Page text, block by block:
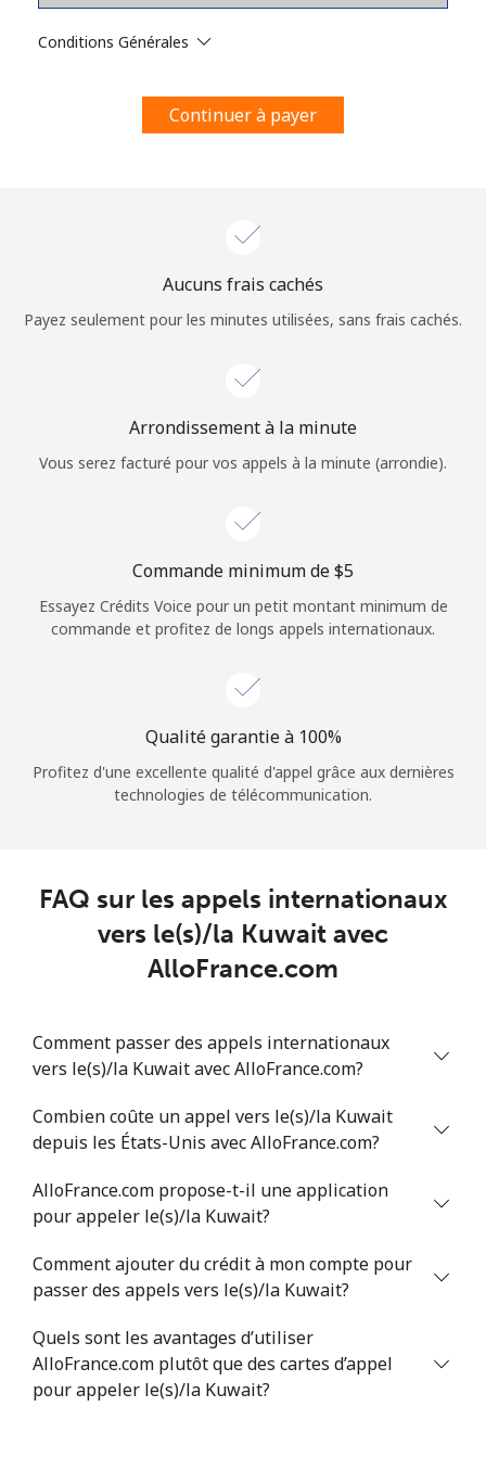
Rappel du mot de passe →
Continue avec
Conditions Générales
Continuer à payer
Aucuns frais cachés
Payez seulement pour les minutes utilisées, sans frais cachés.
Arrondissement à la minute
Vous serez facturé pour vos appels à la minute (arrondie).
Commande minimum de ⁦$5⁩
Essayez Crédits Voice pour un petit montant minimum de
commande et profitez de longs appels internationaux.
Qualité garantie à 100%
Profitez d'une excellente qualité d'appel grâce aux dernières
technologies de télécommunication.
FAQ sur les appels internationaux
vers le(s)/la Kuwait avec
AlloFrance.com
Comment passer des appels internationaux
vers le(s)/la Kuwait avec AlloFrance.com?
Combien coûte un appel vers le(s)/la Kuwait
depuis les États-Unis avec AlloFrance.com?
AlloFrance.com propose-t-il une application
pour appeler le(s)/la Kuwait?
Comment ajouter du crédit à mon compte pour
passer des appels vers le(s)/la Kuwait?
Quels sont les avantages d’utiliser
AlloFrance.com plutôt que des cartes d’appel
pour appeler le(s)/la Kuwait?